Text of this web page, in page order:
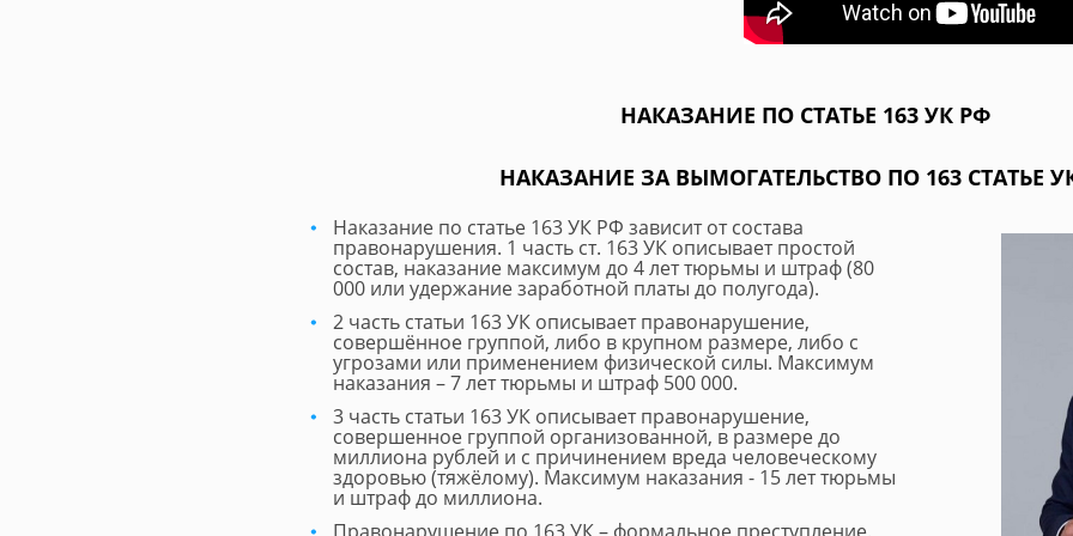
НАКАЗАНИЕ ПО СТАТЬЕ 163 УК РФ
НАКАЗАНИЕ ЗА ВЫМОГАТЕЛЬСТВО ПО 163 СТАТЬЕ
Наказание по статье 163 УК РФ зависит от состава
правонарушения. 1 часть ст. 163 УК описывает простой
состав, наказание максимум до 4 лет тюрьмы и штраф (80
000 или удержание заработной платы до полугода).
2 часть статьи 163 УК описывает правонарушение,
совершённое группой, либо в крупном размере, либо с
угрозами или применением физической силы. Максимум
наказания – 7 лет тюрьмы и штраф 500 000.
3 часть статьи 163 УК описывает правонарушение,
совершенное группой организованной, в размере до
миллиона рублей и с причинением вреда человеческому
здоровью (тяжёлому). Максимум наказания - 15 лет тюрьмы
и штраф до миллиона.